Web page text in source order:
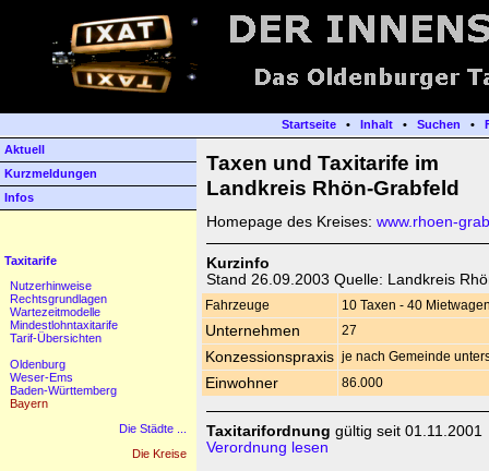
Startseite• Inhalt• Suchen •
Aktuell
Kurzmeldungen
Infos
Taxitarife
Nutzerhinweise
Rechtsgrundlagen
Wartezeitmodelle
Mindestlohntaxitarife
Tarif-Übersichten
Oldenburg
Weser-Ems
Baden-Württemberg
Bayern
Die Städte ...
Die Kreise
Taxen und Taxitarife im
Landkreis Rhön-Grabfeld
Homepage des Kreises: www.rhoen-
Kurzinfo
Stand 26.09.2003 Quelle: Landkreis
Fahrzeuge 10 Taxen - 40
Unternehmen 27
Konzessionspraxis je nach Gemeinde
Einwohner 86.000
Taxitarifordnung gültig seit 01.11.2001
Verordnung lesen